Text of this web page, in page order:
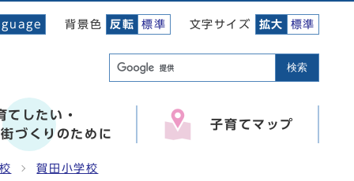
背景色 反転 標準 文字サイズ 拡大 標準
検索
てしたい・
づくりのために
子育てマップ
賀田小学校